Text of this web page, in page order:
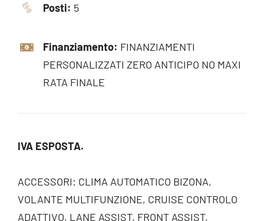
Posti: 5
Finanziamento: FINANZIAMENTI
PERSONALIZZATI ZERO ANTICIPO NO MAXI
RATA FINALE
IVA ESPOSTA.
ACCESSORI: CLIMA AUTOMATICO BIZONA,
VOLANTE MULTIFUNZIONE, CRUISE CONTROLO
ADATTIVO, LANE ASSIST, FRONT ASSIST,